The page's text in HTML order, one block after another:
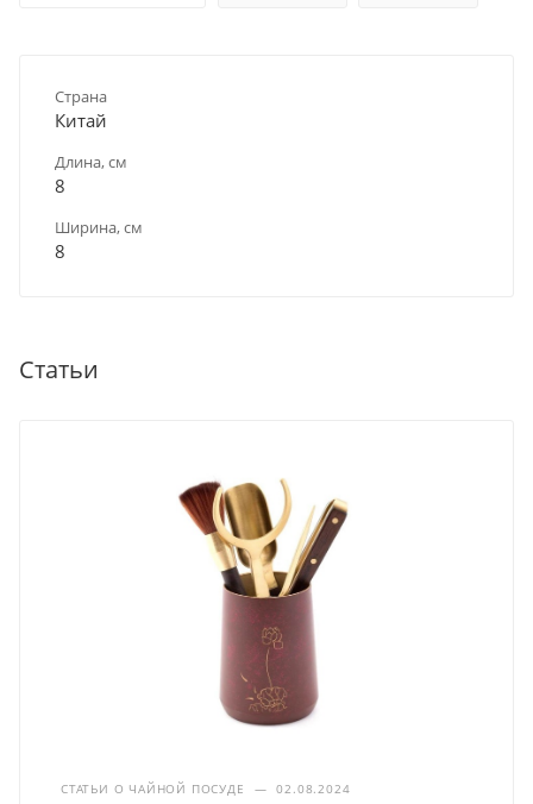
Страна
Китай
Длина, см
8
Ширина, см
8
Статьи
СТАТЬИ О ЧАЙНОЙ ПОСУДЕ — 02.08.2024